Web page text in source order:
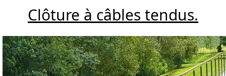
Clôture à câbles tendus.